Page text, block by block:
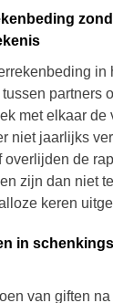
partners
met elkaar de
niet jaarlijks
overlijden de
zijn dan niet
keren
in
van giften